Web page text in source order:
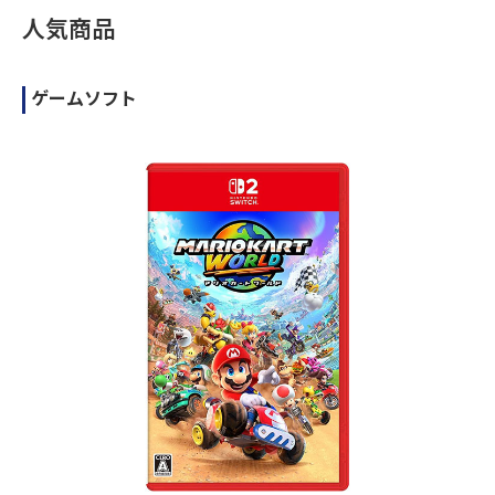
人気商品
ゲームソフト